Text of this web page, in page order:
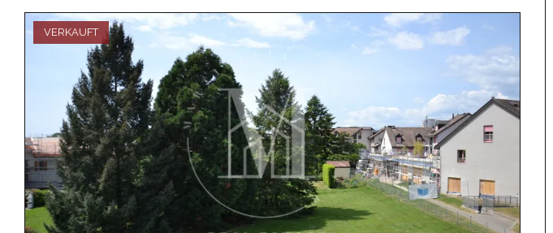
VERKAUFT